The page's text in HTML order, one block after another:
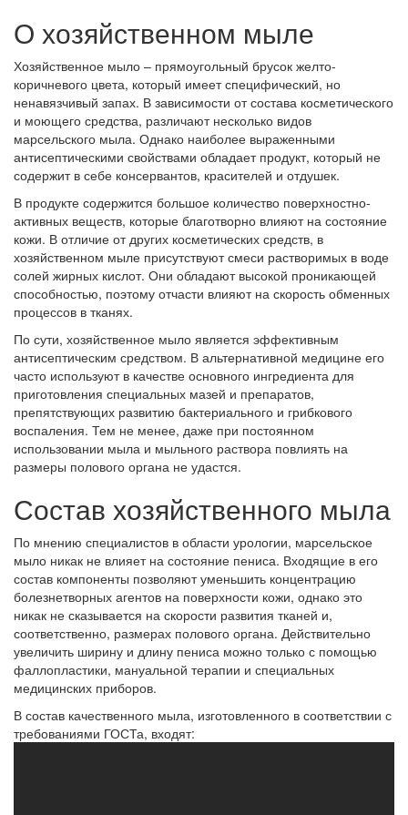
О хозяйственном мыле
Хозяйственное мыло – прямоугольный брусок желто-
коричневого цвета, который имеет специфический, но
ненавязчивый запах. В зависимости от состава косметического
и моющего средства, различают несколько видов
марсельского мыла. Однако наиболее выраженными
антисептическими свойствами обладает продукт, который не
содержит в себе консервантов, красителей и отдушек.
В продукте содержится большое количество поверхностно-
активных веществ, которые благотворно влияют на состояние
кожи. В отличие от других косметических средств, в
хозяйственном мыле присутствуют смеси растворимых в воде
солей жирных кислот. Они обладают высокой проникающей
способностью, поэтому отчасти влияют на скорость обменных
процессов в тканях.
По сути, хозяйственное мыло является эффективным
антисептическим средством. В альтернативной медицине его
часто используют в качестве основного ингредиента для
приготовления специальных мазей и препаратов,
препятствующих развитию бактериального и грибкового
воспаления. Тем не менее, даже при постоянном
использовании мыла и мыльного раствора повлиять на
размеры полового органа не удастся.
Состав хозяйственного мыла
По мнению специалистов в области урологии, марсельское
мыло никак не влияет на состояние пениса. Входящие в его
состав компоненты позволяют уменьшить концентрацию
болезнетворных агентов на поверхности кожи, однако это
никак не сказывается на скорости развития тканей и,
соответственно, размерах полового органа. Действительно
увеличить ширину и длину пениса можно только с помощью
фаллопластики, мануальной терапии и специальных
медицинских приборов.
В состав качественного мыла, изготовленного в соответствии с
требованиями ГОСТа, входят: